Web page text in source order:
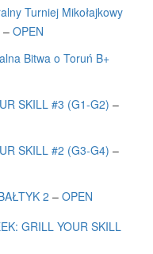
Turniej Mikołajkowy
– OPEN
Bitwa o Toruń B+
SKILL #3 (G1-G2) –
SKILL #2 (G3-G4) –
2 – OPEN
GRILL YOUR SKILL